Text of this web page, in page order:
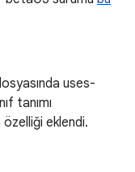
uses-
tanımı
özelliği eklendi.